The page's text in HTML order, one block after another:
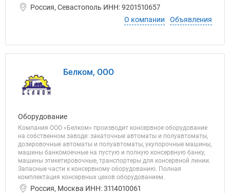
Россия, Севастополь ИНН: 9201510657
О компании
Объявления
Белком, ООО
Оборудование
Компания ООО «Белком» производит консервное оборудование
на собственном заводе: закаточные автоматы и полуавтоматы,
дозировочные автоматы и полуавтоматы, укупорочные машины,
машины банкомоечные на пустую и полную консервную банку,
машины этикетировочные, транспортеры для консервной линии.
Запасные части к консервному оборудованию. Полная
комплектация консервных цехов оборудованием.
Россия, Москва ИНН: 3114010061